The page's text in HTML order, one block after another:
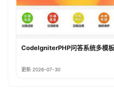
CodeIgniterPHP问答系统多模
更新 2026-07-30